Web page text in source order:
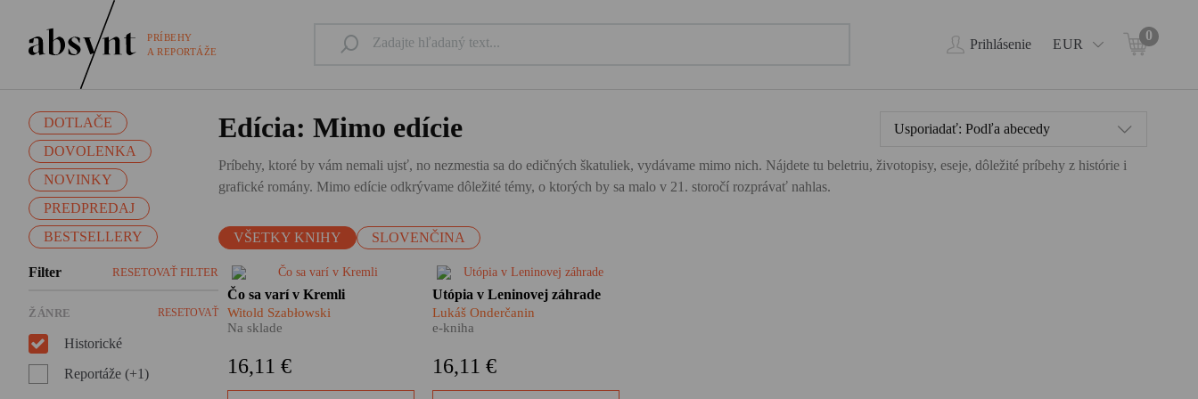
PRÍBEHY
A REPORTÁŽE
Prihlásenie EUR
0
DOTLAČE
DOVOLENKA
NOVINKY
PREDPREDAJ
BESTSELLERY
Filter RESETOVAŤ FILTER
ŽÁNRE RESETOVAŤ
Historické
Reportáže (+1)
Edícia: Mimo edície
Príbehy, ktoré by vám nemali ujsť, no nezmestia sa do edičných škatuliek, vydávame mimo nich. Nájdete tu beletriu, životopisy, eseje, dôležité príbehy z histórie i
grafické romány. Mimo edície odkrývame dôležité témy, o ktorých by sa malo v 21. storočí rozprávať nahlas.
VŠETKY KNIHY SLOVENČINA
Usporiadať: Podľa abecedy
​Prečo s posledným ruským
cárom Mikulášom II. zastrelili
aj jeho kuchára? Čo sa varilo
dal Gagarinovi pred odletom do
Čo sa varí v Kremli
Witold Szabłowski
Na sklade
16,11 €
Nie je to žiadna fatamorgána –
pred očami sa im skutočne
črtajú obrysy vysnívaného raja.
vyrážajú za volaním svojho
Utópia v Leninovej záhrade
Lukáš Onderčanin
e-kniha
16,11 €